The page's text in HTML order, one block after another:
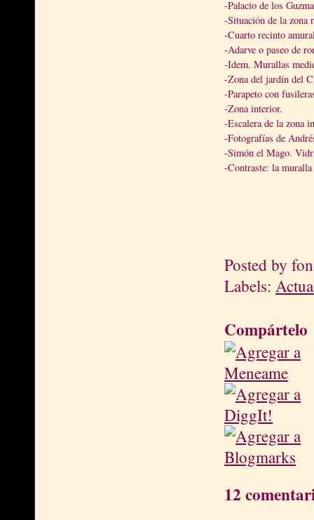
-Palacio de los
-Situación de la zona
-Cuarto recinto
-Adarve o paseo de
-Idem. Murallas
-Zona del jardín del
-Parapeto con
-Zona interior.
-Escalera de la zona
-Fotografías de
-Simón el Mago.
-Contraste: la
Posted by
Labels:
Compártelo
12